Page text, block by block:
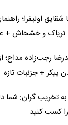
نفت عربستان
جنگ را تغییر
حضور نظامیان
تراستی‌ها
اولیفرا؛
با تریاک و خشخاش
رجب‌زاده مداح؛
پیکر + جزئیات تازه
تخریب گران:
کسب کنید